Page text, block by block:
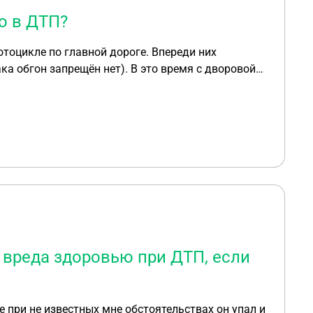
в ДТП?
по главной дороге. Впереди них
обгон запрещён нет). В это время с дворовой
стал поворачивать налево автомобиль. В
уголовного дела. отказы, опять проверки и
два виновных(мотоцикл превысил скорость,
автоматически. Что ещё можно
здоровью при ДТП, если
не известных мне обстоятельствах он упал и